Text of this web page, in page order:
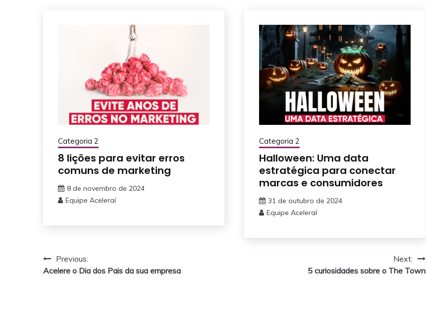
Categoria 2
8 lições para evitar erros
comuns de marketing
8 de novembro de 2024
Equipe Aceleraí
Categoria 2
Halloween: Uma data
estratégica para conectar
marcas e consumidores
31 de outubro de 2024
Equipe Aceleraí
Navegação
de
Previous:
Acelere o Dia dos Pais da sua empresa
Next:
5 curiosidades sobre o The Town